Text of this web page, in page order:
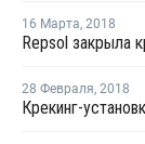
16 Марта, 2018
28 Февраля, 2018